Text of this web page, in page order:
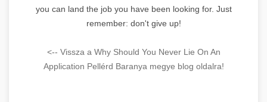
you can land the job you have been looking for. Just
remember: don't give up!
<-- Vissza a Why Should You Never Lie On An
Application Pellérd Baranya megye blog oldalra!